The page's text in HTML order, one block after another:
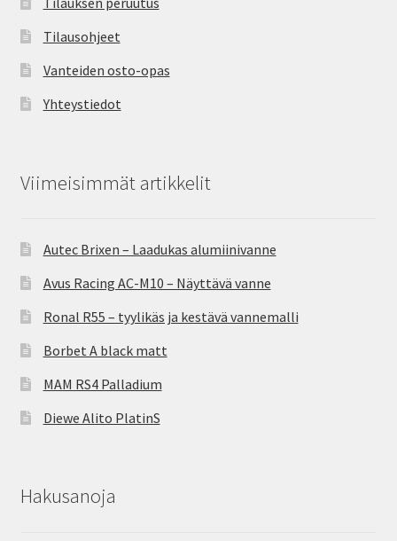
Tilausohjeet
Vanteiden osto-opas
Yhteystiedot
Viimeisimmät artikkelit
Autec Brixen – Laadukas alumiinivanne
Avus Racing AC-M10 – Näyttävä vanne
Ronal R55 – tyylikäs ja kestävä vannemalli
Borbet A black matt
MAM RS4 Palladium
Diewe Alito PlatinS
Hakusanoja